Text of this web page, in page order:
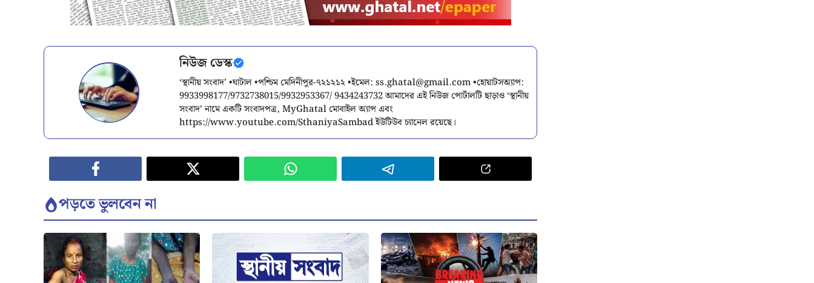
নিউজ ডেস্ক
‘স্থানীয় সংবাদ’ •ঘাটাল •পশ্চিম মেদিনীপুর-৭২১২১২ •ইমেল:ss.ghatal@gmail.com•হোয়াটসঅ্যাপ:
9933998177/9732738015/9932953367/ 9434243732 আমাদের এই নিউজ পোর্টালটি ছাড়াও ‘স্থানীয়
সংবাদ’ নামে একটি সংবাদপত্র, MyGhatal মোবাইল অ্যাপ এবং
https://www.youtube.com/SthaniyaSambad ইউটিউব চ্যানেল রয়েছে।
পড়তে ভুলবেন না